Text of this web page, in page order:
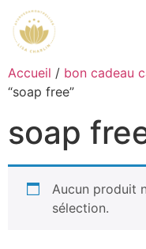
Accueil / bon cadeau
“soap free”
soap
Aucun produit
sélection.